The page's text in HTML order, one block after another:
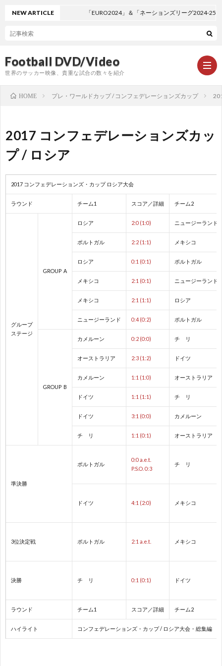
Football DVD/Video
世界のサッカー映像、貴重な試合の数々を紹介
ー
ド
カ
ッ
NEW ARTICLE 「EURO2024」＆「ネーションズリーグ2024-25
HOME プレ・ワールドカップ / コンフェデレーションズカップ
2017 コンフェデレーションズカッ
プ / ロシア
2017 コンフェデレーションズ・カップ ロシア大会
ラウンド チーム1 スコア／詳細 チーム2
グループ
ステージ
GROUP A
ロシア 2:0 (1:0) ニュージーランド
ポルトガル 2:2 (1:1) メキシコ
ロシア 0:1 (0:1) ポルトガル
メキシコ 2:1 (0:1) ニュージーランド
メキシコ 2:1 (1:1) ロシア
ニュージーランド 0:4 (0:2) ポルトガル
GROUP B
カメルーン 0:2 (0:0) チ リ
オーストラリア 2:3 (1:2) ドイツ
カメルーン 1:1 (1:0) オーストラリア
ドイツ 1:1 (1:1) チ リ
ドイツ 3:1 (0:0) カメルーン
チ リ 1:1 (0:1) オーストラリア
準決勝
ポルトガル
0:0 a.e.t.
P.S.O. 0:3
チ リ
ドイツ 4:1 (2:0) メキシコ
3位決定戦 ポルトガル 2:1 a.e.t. メキシコ
決勝 チ リ 0:1 (0:1) ドイツ
ラウンド チーム1 スコア／詳細 チーム2
ハイライト コンフェデレーションズ・カップ / ロシア大会・総集編